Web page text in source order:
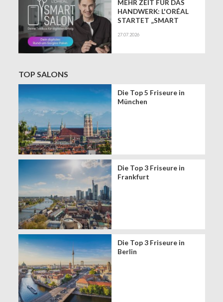
MEHR ZEIT FÜR DAS
HANDWERK: L'ORÉAL
STARTET „SMART
EXKLUSIVEN BUSINESS-
27.07.2026
TOP SALONS
Die Top 5 Friseure in
München
Die Top 3 Friseure in
Frankfurt
Die Top 3 Friseure in
Berlin